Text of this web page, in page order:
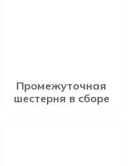
Промежуточная
шестерня в сборе